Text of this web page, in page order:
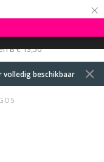
×
0
B € 13,50
volledig beschikbaar